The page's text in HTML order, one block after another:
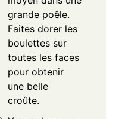
pour obtenir
une belle
croûte.
Versez la sauce
tomate basilic,
couvrez et
laissez mijoter